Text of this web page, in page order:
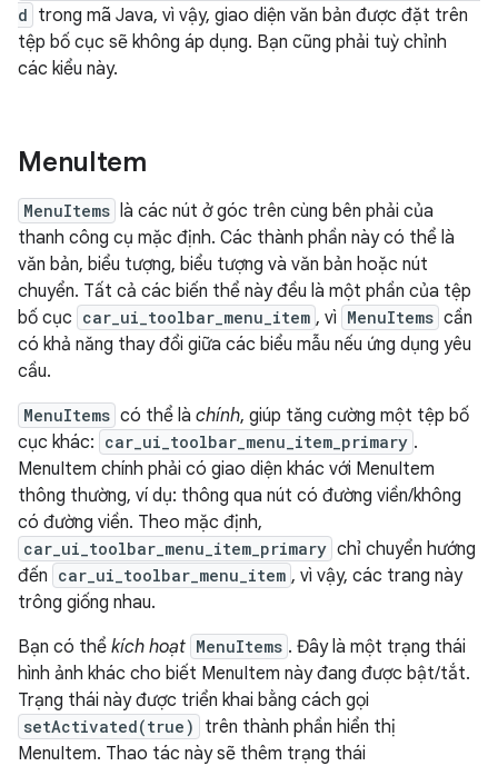
d trong mã Java, vì vậy, giao diện văn bản được đặt trên
tệp bố cục sẽ không áp dụng. Bạn cũng phải tuỳ chỉnh
các kiểu này.
MenuItem
MenuItems là các nút ở góc trên cùng bên phải của
thanh công cụ mặc định. Các thành phần này có thể là
văn bản, biểu tượng, biểu tượng và văn bản hoặc nút
chuyển. Tất cả các biến thể này đều là một phần của tệp
bố cục car_ui_toolbar_menu_item , vì MenuItems cần
có khả năng thay đổi giữa các biểu mẫu nếu ứng dụng yêu
cầu.
MenuItems có thể là chính, giúp tăng cường một tệp bố
cục khác: car_ui_toolbar_menu_item_primary .
MenuItem chính phải có giao diện khác với MenuItem
thông thường, ví dụ: thông qua nút có đường viền/không
có đường viền. Theo mặc định,
car_ui_toolbar_menu_item_primary chỉ chuyển hướng
đến car_ui_toolbar_menu_item , vì vậy, các trang này
trông giống nhau.
Bạn có thể kích hoạt MenuItems . Đây là một trạng thái
hình ảnh khác cho biết MenuItem này đang được bật/tắt.
Trạng thái này được triển khai bằng cách gọi
setActivated(true)
trên thành phần hiển thị
MenuItem. Thao tác này sẽ thêm trạng thái